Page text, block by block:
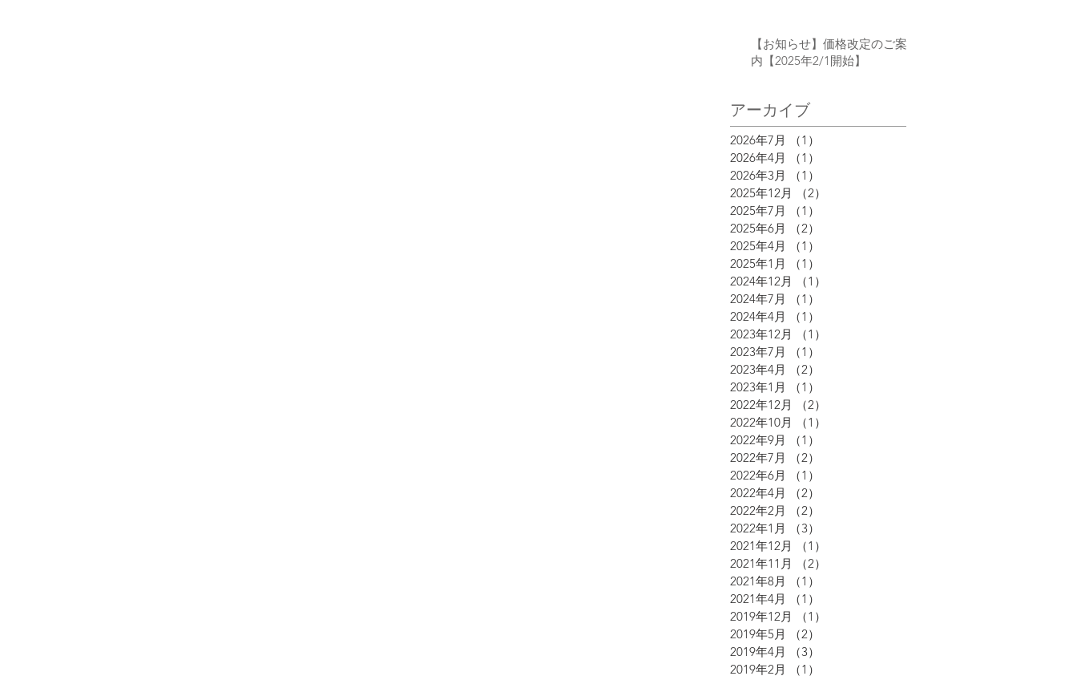
【お知らせ】価格改定のご案
内【2025年2/1開始】
アーカイブ
2026年7月 （1）
2026年4月
（1）
2026年3月
（1）
2025年12月
（2）
2025年7月
（1）
2025年6月
（2）
2025年4月
（1）
2025年1月
（1）
2024年12月
（1）
2024年7月
（1）
2024年4月
（1）
2023年12月
（1）
2023年7月
（1）
2023年4月
（2）
2023年1月
（1）
2022年12月
（2）
2022年10月
（1）
2022年9月
（1）
2022年7月
（2）
2022年6月
（1）
2022年4月
（2）
2022年2月
（2）
2022年1月
（3）
2021年12月
（1）
2021年11月
（2）
2021年8月
（1）
2021年4月
（1）
2019年12月
（1）
2019年5月
（2）
2019年4月
（3）
2019年2月
（1）